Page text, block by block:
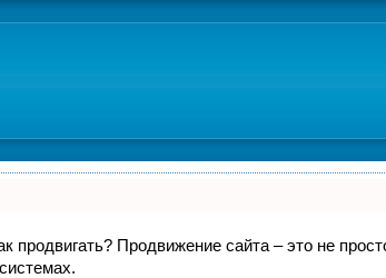
продвигать? Продвижение сайта – это не